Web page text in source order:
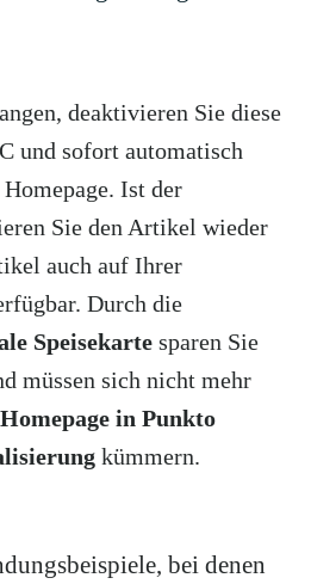
deaktivieren Sie diese
und sofort automatisch
Ist der
Sie den Artikel wieder
auch auf Ihrer
Durch die
Speisekarte sparen Sie
müssen sich nicht mehr
Homepage in Punkto
kümmern.
bei denen